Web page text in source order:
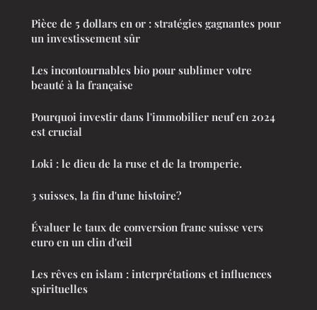
Pièce de 5 dollars en or : stratégies gagnantes pour
un investissement sûr
Les incontournables bio pour sublimer votre
beauté à la française
Pourquoi investir dans l'immobilier neuf en 2024
est crucial
Loki : le dieu de la ruse et de la tromperie.
3 suisses, la fin d'une histoire?
Évaluer le taux de conversion franc suisse vers
euro en un clin d'œil
Les rêves en islam : interprétations et influences
spirituelles